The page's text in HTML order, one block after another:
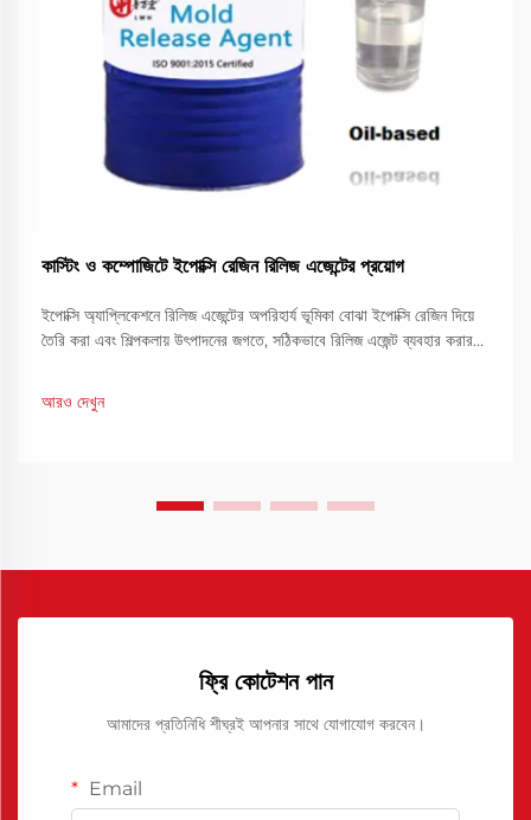
কাস্টিং ও কম্পোজিটে ইপোক্সি রেজিন রিলিজ এজেন্টের প্রয়োগ
ইপোক্সি অ্যাপ্লিকেশনে রিলিজ এজেন্টের অপরিহার্য ভূমিকা বোঝা ইপোক্সি রেজিন দিয়ে
তৈরি করা এবং শিল্পকলায় উৎপাদনের জগতে, সঠিকভাবে রিলিজ এজেন্ট ব্যবহার করার
আরও দেখুন
ফ্রি কোটেশন পান
আমাদের প্রতিনিধি শীঘ্রই আপনার সাথে যোগাযোগ করবেন।
Email